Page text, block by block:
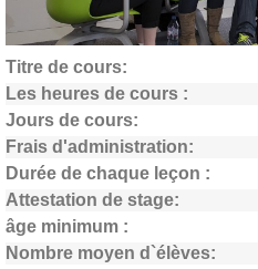
Titre de cours
Les heures de cours
Jours de cours
Frais d'administration
Durée de chaque leçon
Attestation de stage
âge minimum
Nombre moyen d`élèves